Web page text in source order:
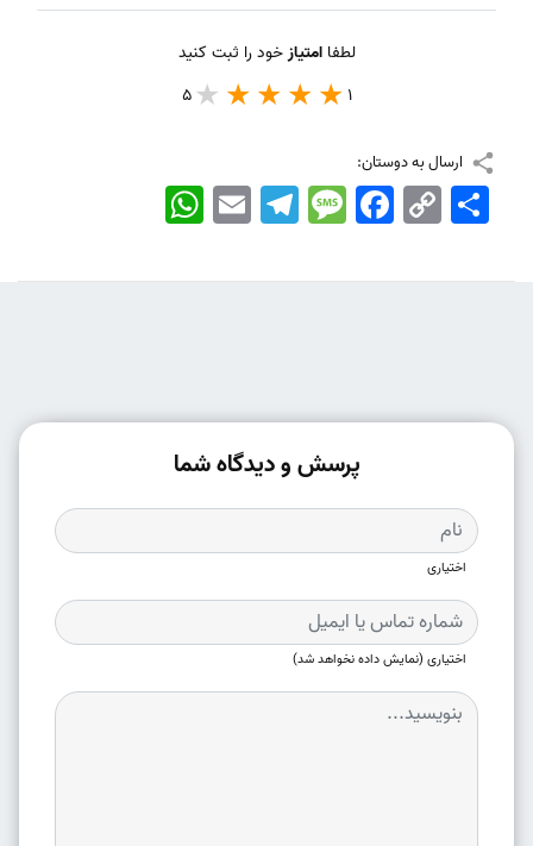
لطفاامتیازخود را ثبت کنید
1
5
ارسال به دوستان:
WhatsApp EmailTelegramMessageFacebook Copy
Link
اشتراک
پرسش و دیدگاه شما
اختیاری
اختیاری (نمایش داده نخواهد شد)